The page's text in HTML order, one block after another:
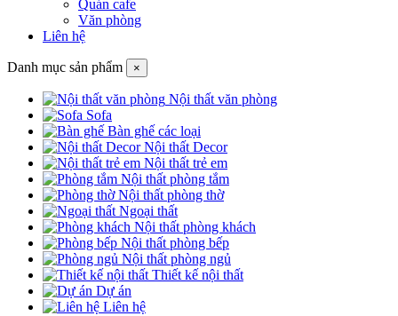
Quán cafe
Văn phòng
Liên hệ
Danh mục sản phẩm ×
Nội thất văn phòng
Sofa
Bàn ghế các loại
Nội thất Decor
Nội thất trẻ em
Nội thất phòng tắm
Nội thất phòng thờ
Ngoại thất
Nội thất phòng khách
Nội thất phòng bếp
Nội thất phòng ngủ
Thiết kế nội thất
Dự án
Liên hệ